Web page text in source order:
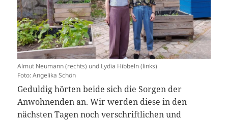
Almut Neumann (rechts) und Lydia Hibbeln (links)
Foto: Angelika Schön
Geduldig hörten beide sich die Sorgen der
Anwohnenden an. Wir werden diese in den
nächsten Tagen noch verschriftlichen und